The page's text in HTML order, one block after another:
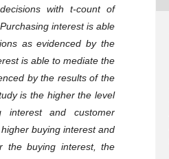
with t-count of
interest is able
as evidenced by the
is able to mediate the
by the results of the
is the higher the level
interest and customer
buying interest and
the buying interest, the